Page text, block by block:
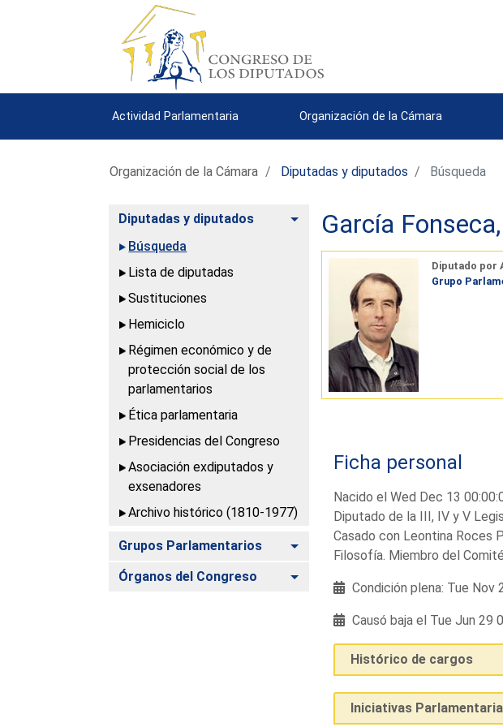
Actividad Parlamentaria Organización de la Cámara
Organización de la Cámara Diputadas y diputados Búsqueda
Diputadas y diputados
Alternar
Búsqueda
Lista de diputadas
Sustituciones
Hemiciclo
Régimen económico y de
protección social de los
parlamentarios
Ética parlamentaria
Presidencias del Congreso
Asociación exdiputados y
exsenadores
Archivo histórico (1810-1977)
Grupos Parlamentarios Alternar
Órganos del Congreso Alternar
García
Diputado por
Grupo
Ficha personal
Nacido el Wed Dec 13
Diputado de la III, IV y V
Casado con Leontina Roces
Filosofía. Miembro del
Condición plena: Tue Nov
Causó baja el Tue Jun 29
Histórico de cargos
Iniciativas